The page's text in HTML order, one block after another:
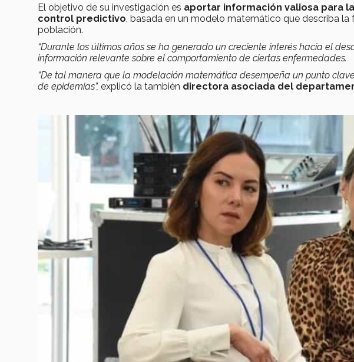
El objetivo de su investigación es aportar información valiosa para
control predictivo, basada en un modelo matemático que describa
población.
“Durante los últimos años se ha generado un creciente interés hacia el
información relevante sobre el comportamiento de ciertas enfermedades.
“De tal manera que la modelación matemática desempeña un punto
de epidemias”, explicó la también directora asociada del